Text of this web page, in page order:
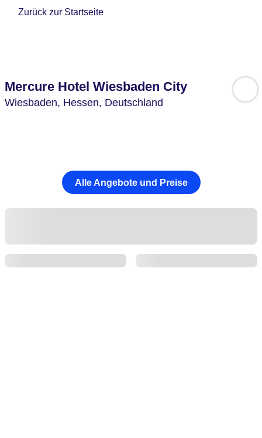
Zurück zur Startseite
Mercure Hotel Wiesbaden City
Wiesbaden, Hessen, Deutschland
Alle Angebote und Preise